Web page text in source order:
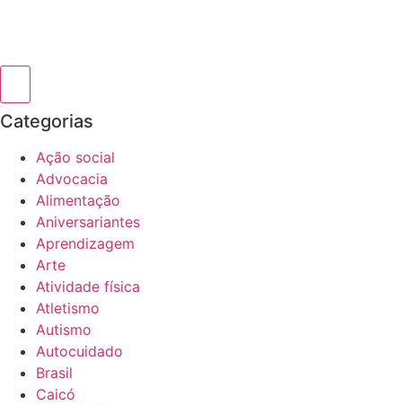
Categorias
Ação social
Advocacia
Alimentação
Aniversariantes
Aprendizagem
Arte
Atividade física
Atletismo
Autismo
Autocuidado
Brasil
Caicó